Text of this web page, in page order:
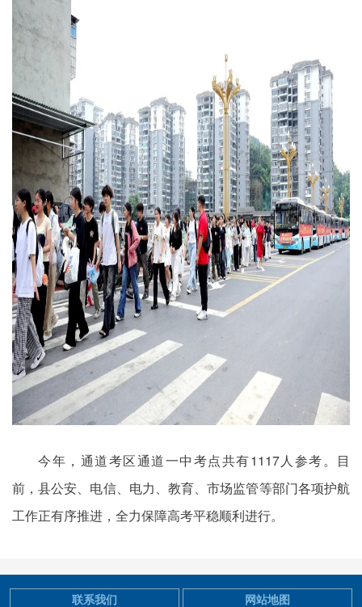
今年，通道考区通道一中考点共有1117人参考。目
前，县公安、电信、电力、教育、市场监管等部门各项护航
工作正有序推进，全力保障高考平稳顺利进行。
联系我们 网站地图